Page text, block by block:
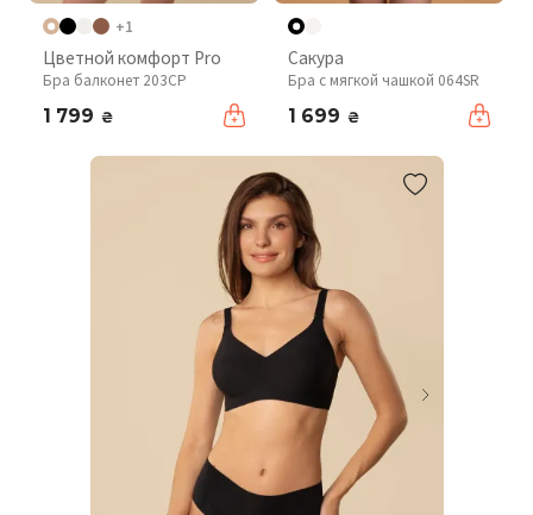
+1
Цветной комфорт Pro
Бра балконет 203CP
1 799 ₴
Сакура
Бра с мягкой чашкой 064SR
1 699 ₴